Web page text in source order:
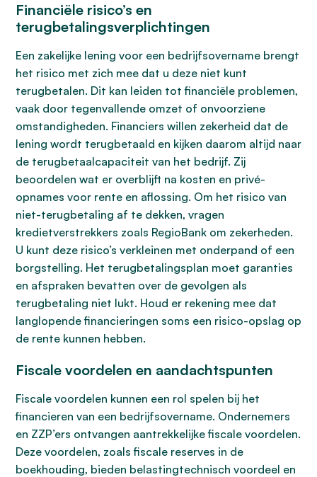
Financiële risico’s en
terugbetalingsverplichtingen
Een zakelijke lening voor een bedrijfsovername brengt
het risico met zich mee dat u deze niet kunt
terugbetalen. Dit kan leiden tot financiële problemen,
vaak door tegenvallende omzet of onvoorziene
omstandigheden. Financiers willen zekerheid dat de
lening wordt terugbetaald en kijken daarom altijd naar
de terugbetaalcapaciteit van het bedrijf. Zij
beoordelen wat er overblijft na kosten en privé-
opnames voor rente en aflossing. Om het risico van
niet-terugbetaling af te dekken, vragen
kredietverstrekkers zoals RegioBank om zekerheden.
U kunt deze risico’s verkleinen met onderpand of een
borgstelling. Het terugbetalingsplan moet garanties
en afspraken bevatten over de gevolgen als
terugbetaling niet lukt. Houd er rekening mee dat
langlopende financieringen soms een risico-opslag op
de rente kunnen hebben.
Fiscale voordelen en aandachtspunten
Fiscale voordelen kunnen een rol spelen bij het
financieren van een bedrijfsovername. Ondernemers
en ZZP’ers ontvangen aantrekkelijke fiscale voordelen.
Deze voordelen, zoals fiscale reserves in de
boekhouding, bieden belastingtechnisch voordeel en